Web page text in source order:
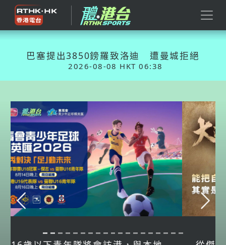
巴塞提出3850鎊羅致洛迪 遭曼城拒絕
2026-08-08 HKT 06:38
Previous